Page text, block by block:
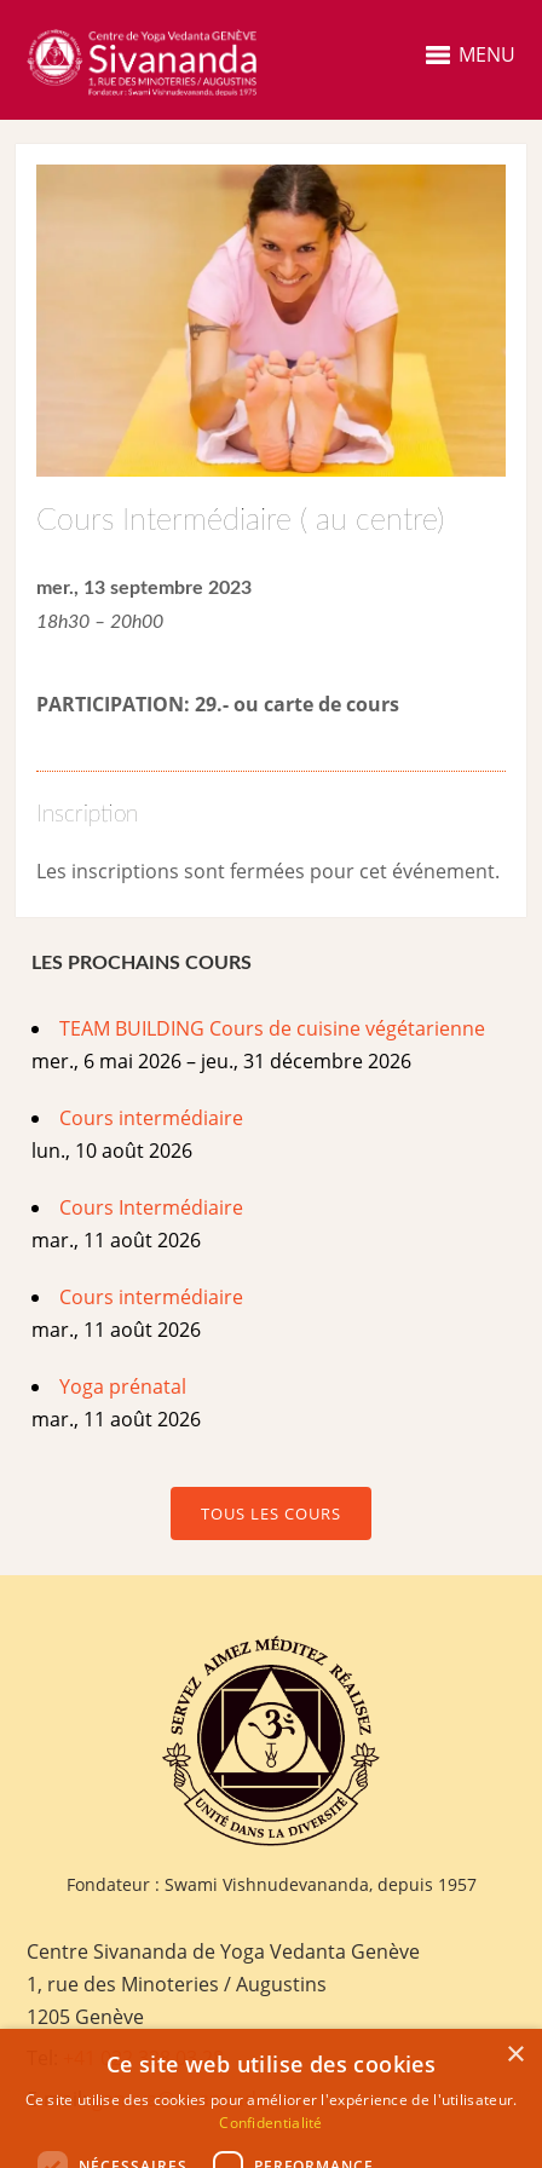
MENU
Cours Intermédiaire ( au centre)
mer., 13 septembre 2023
18h30 – 20h00
PARTICIPATION: 29.- ou carte de cours
Inscription
Les inscriptions sont fermées pour cet événement.
LES PROCHAINS COURS
TEAM BUILDING Cours de cuisine végétarienne
mer., 6 mai 2026 – jeu., 31 décembre 2026
Cours intermédiaire
lun., 10 août 2026
Cours Intermédiaire
mar., 11 août 2026
Cours intermédiaire
mar., 11 août 2026
Yoga prénatal
mar., 11 août 2026
TOUS LES COURS
Fondateur : Swami Vishnudevananda, depuis 1957
Centre Sivananda de Yoga Vedanta Genève
1, rue des Minoteries / Augustins
1205 Genève
+41 022 328 03 28
E-mail:geneva@sivananda.net
×
Ce site web utilise des cookies
Ce site utilise des cookies pour améliorer l'expérience de l'utilisateur.
Confidentialité